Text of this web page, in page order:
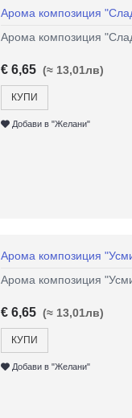
Арома композиция
Арома композиция
€ 6,65 (≈ 13,01лв)
КУПИ
Добави в "Желани"
Арома композиция
Арома композиция
€ 6,65 (≈ 13,01лв)
КУПИ
Добави в "Желани"